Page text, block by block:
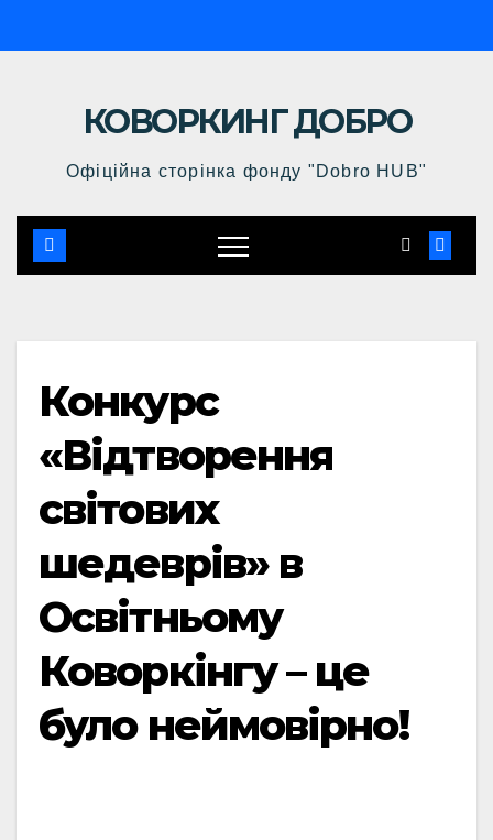
КОВОРКИНГ ДОБРО
Офіційна сторінка фонду "Dobro HUB"
Конкурс
«Відтворення
світових
шедеврів» в
Освітньому
Коворкінгу – це
було неймовірно!